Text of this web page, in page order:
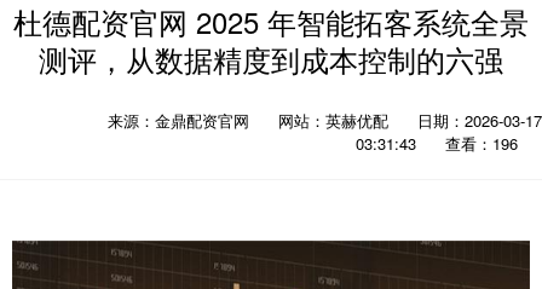
杜德配资官网 2025 年智能拓客系统全景
测评，从数据精度到成本控制的六强
来源：金鼎配资官网 网站：英赫优配
日期：2026-03-17
03:31:43
查看：196